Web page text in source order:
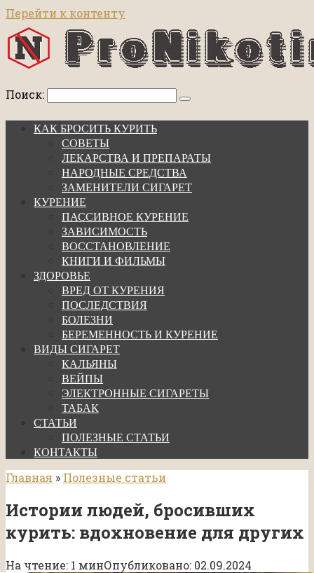
Перейти к контенту
Поиск:
КАК БРОСИТЬ КУРИТЬ
СОВЕТЫ
ЛЕКАРСТВА И ПРЕПАРАТЫ
НАРОДНЫЕ СРЕДСТВА
ЗАМЕНИТЕЛИ СИГАРЕТ
КУРЕНИЕ
ПАССИВНОЕ КУРЕНИЕ
ЗАВИСИМОСТЬ
ВОССТАНОВЛЕНИЕ
КНИГИ И ФИЛЬМЫ
ЗДОРОВЬЕ
ВРЕД ОТ КУРЕНИЯ
ПОСЛЕДСТВИЯ
БОЛЕЗНИ
БЕРЕМЕННОСТЬ И КУРЕНИЕ
ВИДЫ СИГАРЕТ
КАЛЬЯНЫ
ВЕЙПЫ
ЭЛЕКТРОННЫЕ СИГАРЕТЫ
ТАБАК
СТАТЬИ
ПОЛЕЗНЫЕ СТАТЬИ
КОНТАКТЫ
Главная » Полезные статьи
Истории людей, бросивших
курить: вдохновение для других
На чтение: 1 минОпубликовано: 02.09.2024